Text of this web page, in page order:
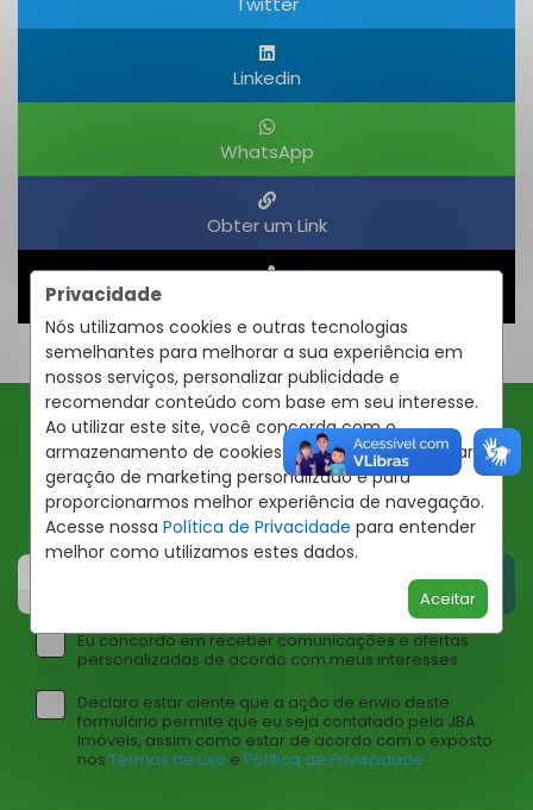
Privacidade
Nós utilizamos cookies e outras tecnologias
semelhantes para melhorar a sua experiência em
nossos serviços, personalizar publicidade e
recomendar conteúdo com base em seu interesse.
Ao utilizar este site, você concorda com o
armazenamento de cookies em seu dispositivo para
geração de marketing personalizado e para
proporcionarmos melhor experiência de navegação.
Acesse nossa Política de Privacidade para entender
melhor como utilizamos estes dados.
Aceitar
Linkedin
WhatsApp
Obter um Link
Ofertas JBA
Insira seu email abaixo para receber ofertas da JBA
Imóveis
CADASTRAR
Eu concordo em receber comunicações e ofertas
personalizadas de acordo com meus interesses.
Declaro estar ciente que a ação de envio deste
formulário permite que eu seja contatado pela JBA
Imóveis, assim como estar de acordo com o exposto
nos Termos de uso e Política de Privacidade.